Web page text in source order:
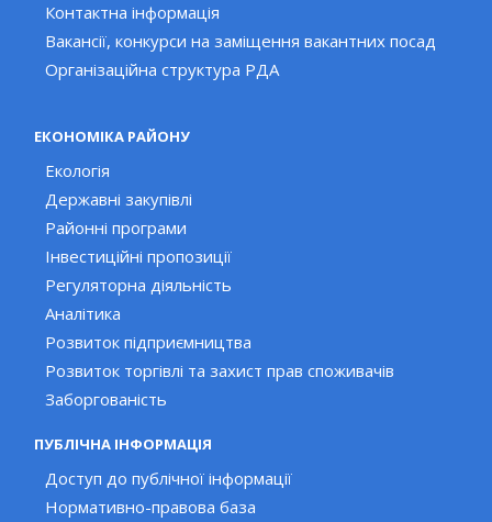
Контактна інформація
Вакансії, конкурси на заміщення вакантних посад
Організаційна структура РДА
ЕКОНОМІКА РАЙОНУ
Екологія
Державні закупівлі
Районні програми
Інвестиційні пропозиції
Регуляторна діяльність
Аналітика
Розвиток підприємництва
Розвиток торгівлі та захист прав споживачів
Заборгованість
ПУБЛІЧНА ІНФОРМАЦІЯ
Доступ до публічної інформації
Нормативно-правова база